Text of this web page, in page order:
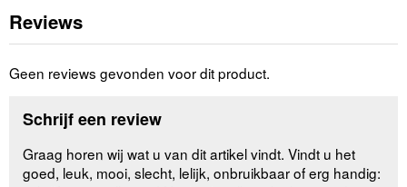
Reviews
Geen reviews gevonden voor dit product.
Schrijf een review
Graag horen wij wat u van dit artikel vindt. Vindt u het
goed, leuk, mooi, slecht, lelijk, onbruikbaar of erg handig: